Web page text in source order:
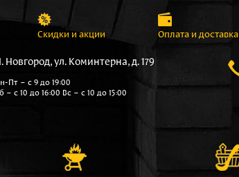
Скидки и акции Оплата и доставка
Новгород, ул. Коминтерна, д. 179
Пт – с 9 до 19:00
– с 10 до 16:00 Вс – с 10 до 15:00